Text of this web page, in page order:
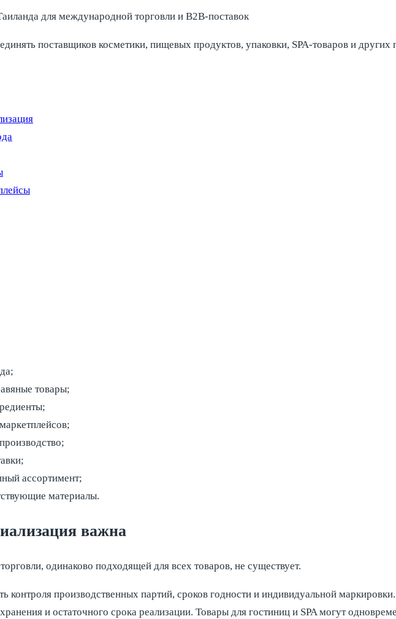
поставщиков косметики, пищевых продуктов, упаковки, SPA-товаров и других
товары;
ассортимент;
материалы.
важна
одинаково подходящей для всех товаров, не существует.
контроля производственных партий, сроков годности и индивидуальной
и остаточного срока реализации. Товары для гостиниц и SPA могут